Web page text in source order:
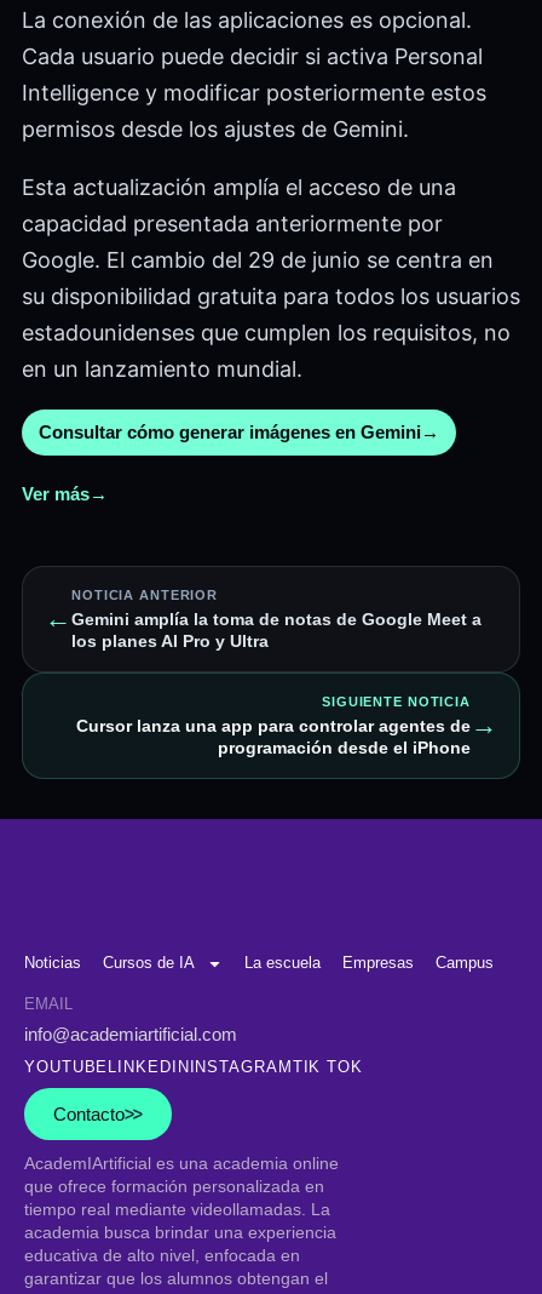
La conexión de las aplicaciones es opcional.
Cada usuario puede decidir si activa Personal
Intelligence y modificar posteriormente estos
permisos desde los ajustes de Gemini.
Esta actualización amplía el acceso de una
capacidad presentada anteriormente por
Google. El cambio del 29 de junio se centra en
su disponibilidad gratuita para todos los usuarios
estadounidenses que cumplen los requisitos, no
en un lanzamiento mundial.
Consultar cómo generar imágenes en Gemini→
Ver más→
←
NOTICIA ANTERIOR
Gemini amplía la toma de notas de Google Meet a
los planes AI Pro y Ultra
SIGUIENTE NOTICIA
Cursor lanza una app para controlar agentes de
programación desde el iPhone
→
Noticias Cursos de IA La escuela Empresas Campus
EMAIL
info@academiartificial.com
YOUTUBE LINKEDIN INSTAGRAM TIK TOK
Contacto
AcademIArtificial es una academia online
que ofrece formación personalizada en
tiempo real mediante videollamadas. La
academia busca brindar una experiencia
educativa de alto nivel, enfocada en
garantizar que los alumnos obtengan el